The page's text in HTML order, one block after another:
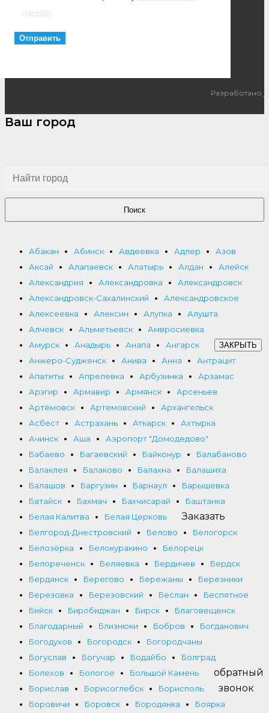
данных
Разработано
Ваш город
Поиск
Абакан Абинск Авдеевка Адлер
Азов
Аксай
Алапаевск Алатырь Алдан
Алейск
Александрия
Александровка
Александровск
Александровск-Сахалинский
Александровское
Алексеевка
Алексин Алупка
Алушта
Алчевск
Альметьевск
Амвросиевка
Амурск
Анадырь Анапа
Ангарск
Анжеро-Судженск
Анива Анна
Антрацит
Апатиты
Апрелевка Арбузинка
Арзамас
Арзгир
Армавир Армянск
Арсеньев
Артёмовск
Артемовский
Архангельск
Асбест
Астрахань Аткарск
Ахтырка
Ачинск
Аша
Аэропорт "Домодедово"
Бабаево
Багаевский Байконур
Балабаново
Балаклея
Балаково Балахна
Балашиха
Балашов
Баргузин Барнаул
Барышевка
Батайск
Бахмач Бахчисарай
Баштанка
Белая Калитва
Белая Церковь
Белгород-Днестровский
Белово
Белогорск
Белозёрка
Белокуракино
Белорецк
Белореченск
Беляевка Бердичев
Бердск
Бердянск
Берегово Бережаны
Березники
Березовка
Березовский Беслан
Беспятное
Бийск
Биробиджан Бирск
Благовещенск
Благодарный
Близнюки Бобров
Богданович
Богодухов
Богородск
Богородчаны
Богуслав
Богучар Бодайбо
Болград
Болехов
Бологое
Большой Камень
Борислав
Борисоглебск
Борисполь
Боровичи
Боровск Бородянка
Боярка
ЗАКРЫТЬ
Заказать
обратный
звонок